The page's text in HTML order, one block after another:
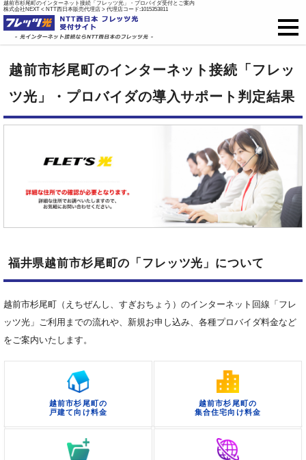
越前市杉尾町のインターネット接続「フレッツ光」・プロバイダ受付とご案内
株式会社NEXT < NTT西日本販売代理店 > 代理店コード:1015353811
戸建て向け料金
集合住宅向け料金
ご開通までの流れ
オプション
新規お申込はこちら
越前市杉尾町のインターネット接続「フレッ
ツ光」・プロバイダの導入サポート判定結果
福井県越前市杉尾町の「フレッツ光」について
越前市杉尾町（えちぜんし、すぎおちょう）のインターネット回線「フレ
ッツ光」ご利用までの流れや、新規お申し込み、各種プロバイダ料金など
をご案内いたします。
越前市杉尾町の
戸建て向け料金
越前市杉尾町の
集合住宅向け料金